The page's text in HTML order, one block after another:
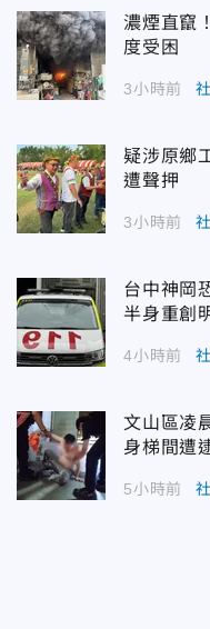
濃煙直竄
度受困
3小時前
疑涉原鄉
遭聲押
3小時前
台中神岡
半身重創
4小時前
文山區凌
身梯間遭
5小時前